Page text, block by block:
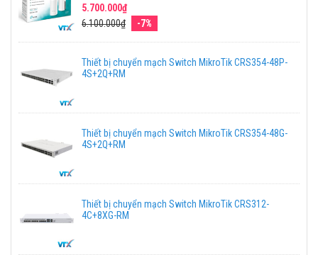
5.700.000₫
6.100.000₫
-7%
Thiết bị chuyển mạch Switch MikroTik CRS354-48P-
4S+2Q+RM
Thiết bị chuyển mạch Switch MikroTik CRS354-48G-
4S+2Q+RM
Thiết bị chuyển mạch Switch MikroTik CRS312-
4C+8XG-RM